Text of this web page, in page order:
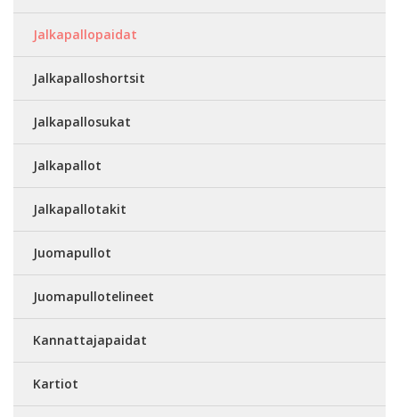
Jalkapallopaidat
Jalkapalloshortsit
Jalkapallosukat
Jalkapallot
Jalkapallotakit
Juomapullot
Juomapullotelineet
Kannattajapaidat
Kartiot